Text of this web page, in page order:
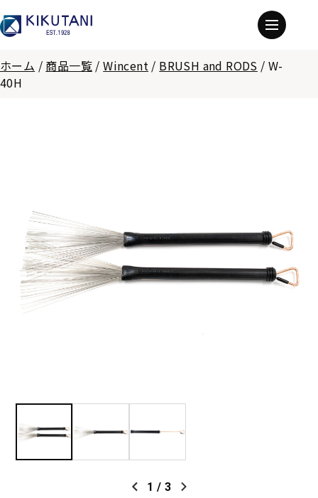
ホーム / 商品一覧 /Wincent / BRUSH and RODS /W-
40H
1 / 3